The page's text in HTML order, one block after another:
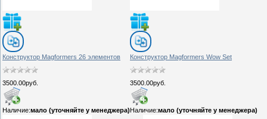
Конструктор Magformers 26 элементов
3500.00руб.
Наличие:мало (уточняйте у менеджера)
Конструктор Magformers Wow Set
3500.00руб.
Наличие:мало (уточняйте у менеджера)